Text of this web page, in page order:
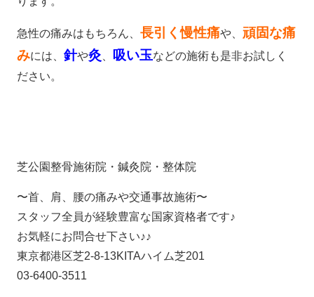
急性の痛みはもちろん、 長引く慢性痛や、 頑固な痛
みには、 針や灸 吸い玉などの施術も是非お試しく
ださい。
芝公園整骨施術院・鍼灸院・整体院
〜首、肩、腰の痛みや交通事故施術〜
スタッフ全員が経験豊富な国家資格者です♪
お気軽にお問合せ下さい♪♪
東京都港区芝2-8-13KITAハイム芝201
03-6400-3511